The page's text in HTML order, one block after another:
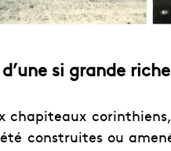
si grande
chapiteaux
construites ou